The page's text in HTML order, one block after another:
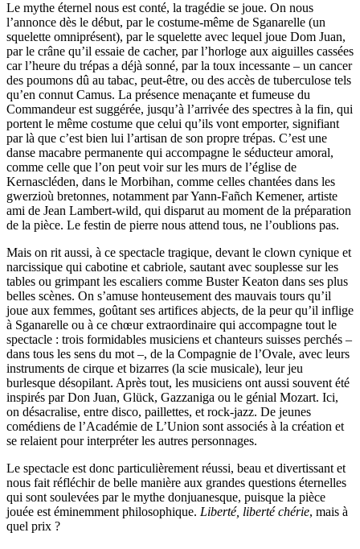
Le mythe éternel nous est conté, la tragédie se joue. On nous
l’annonce dès le début, par le costume-même de Sganarelle (un
squelette omniprésent), par le squelette avec lequel joue Dom Juan,
par le crâne qu’il essaie de cacher, par l’horloge aux aiguilles cassées
car l’heure du trépas a déjà sonné, par la toux incessante – un cancer
des poumons dû au tabac, peut-être, ou des accès de tuberculose tels
qu’en connut Camus. La présence menaçante et fumeuse du
Commandeur est suggérée, jusqu’à l’arrivée des spectres à la fin, qui
portent le même costume que celui qu’ils vont emporter, signifiant
par là que c’est bien lui l’artisan de son propre trépas. C’est une
danse macabre permanente qui accompagne le séducteur amoral,
comme celle que l’on peut voir sur les murs de l’église de
Kernascléden, dans le Morbihan, comme celles chantées dans les
gwerzioù bretonnes, notamment par Yann-Fañch Kemener, artiste
ami de Jean Lambert-wild, qui disparut au moment de la préparation
de la pièce. Le festin de pierre nous attend tous, ne l’oublions pas.
Mais on rit aussi, à ce spectacle tragique, devant le clown cynique et
narcissique qui cabotine et cabriole, sautant avec souplesse sur les
tables ou grimpant les escaliers comme Buster Keaton dans ses plus
belles scènes. On s’amuse honteusement des mauvais tours qu’il
joue aux femmes, goûtant ses artifices abjects, de la peur qu’il inflige
à Sganarelle ou à ce chœur extraordinaire qui accompagne tout le
spectacle : trois formidables musiciens et chanteurs suisses perchés –
dans tous les sens du mot –, de la Compagnie de l’Ovale, avec leurs
instruments de cirque et bizarres (la scie musicale), leur jeu
burlesque désopilant. Après tout, les musiciens ont aussi souvent été
inspirés par Don Juan, Glück, Gazzaniga ou le génial Mozart. Ici,
on désacralise, entre disco, paillettes, et rock-jazz. De jeunes
comédiens de l’Académie de L’Union sont associés à la création et
se relaient pour interpréter les autres personnages.
Le spectacle est donc particulièrement réussi, beau et divertissant et
nous fait réfléchir de belle manière aux grandes questions éternelles
qui sont soulevées par le mythe donjuanesque, puisque la pièce
jouée est éminemment philosophique. Liberté, liberté chérie, mais à
quel prix ?